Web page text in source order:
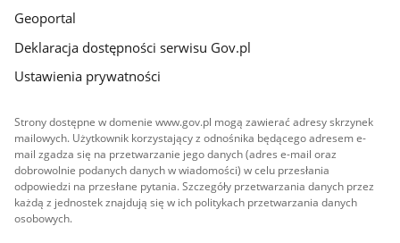
Geoportal
Deklaracja dostępności serwisu Gov.pl
Ustawienia prywatności
Strony dostępne w domenie www.gov.pl mogą zawierać adresy skrzynek
mailowych. Użytkownik korzystający z odnośnika będącego adresem e-
mail zgadza się na przetwarzanie jego danych (adres e-mail oraz
dobrowolnie podanych danych w wiadomości) w celu przesłania
odpowiedzi na przesłane pytania. Szczegóły przetwarzania danych przez
każdą z jednostek znajdują się w ich politykach przetwarzania danych
osobowych.